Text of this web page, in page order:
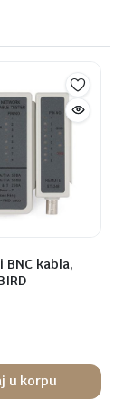
BNC kabla,
u korpu